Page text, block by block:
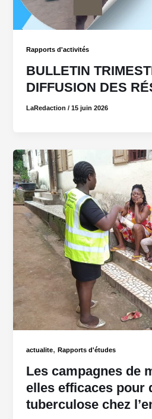
Rapports d'activités
BULLETIN
DIFFUSION DES
LaRedaction/15 juin 2026
actualite,Rapports d'études
Les campagnes de
elles efficaces pour
tuberculose chez